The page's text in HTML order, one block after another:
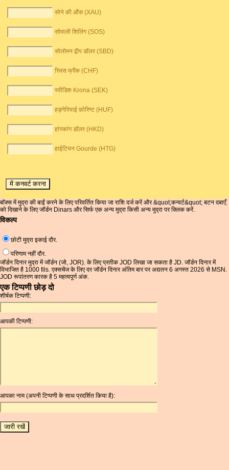
सोने की औंस (XAU)
सोमाली शिलिंग (SOS)
सोलोमन द्वीप डॉलर (SBD)
स्विस फ्रैंक (CHF)
स्वीडिश Krona (SEK)
हङ्गेरियाई फ़ोरिण्ट (HUF)
हांगकांग डॉलर (HKD)
हाईटियन Gourde (HTG)
बॉक्स में मुद्रा की बाईं करने के लिए परिवर्तित किया जा राशि दर्ज करें और &quot;कन्वर्ट&quot; बटन दबाएँ.
को दिखाने के लिए जॉर्डन Dinars और सिर्फ एक अन्य मुद्रा किसी अन्य मुद्रा पर क्लिक करें.
विकल्प
छोटी मुद्रा इकाई दौर.
परिणाम नहीं दौर.
जॉर्डन दिनार मुद्रा में जॉर्डन (जो, JOR). के लिए प्रतीक JOD लिखा जा सकता है JD. जॉर्डन दिनार में
विभाजित है 1000 fils. एक्सचेंज के लिए दर जॉर्डन दिनार अंतिम बार पर अद्यतन 6 अगस्त 2026 से MSN.
JOD रूपांतरण कारक है 5 महत्वपूर्ण अंक.
एक टिप्पणी छोड़ दो
शीर्षक टिप्पणी:
आपकी टिप्पणी:
आपका नाम (अपनी टिप्पणी के साथ प्रदर्शित किया है):